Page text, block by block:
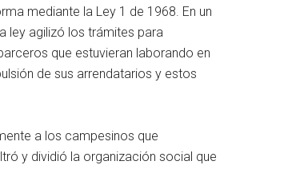
mediante la Ley 1 de 1968. En un
ley agilizó los trámites para
que estuvieran laborando en
de sus arrendatarios y estos
a los campesinos que
y dividió la organización social que